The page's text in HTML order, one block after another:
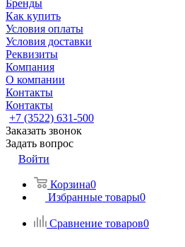
Бренды
Как купить
Условия оплаты
Условия доставки
Реквизиты
Компания
О компании
Контакты
Контакты
+7 (3522) 631-500
Заказать звонок
Задать вопрос
Войти
Корзина0
Избранные товары0
Сравнение товаров0